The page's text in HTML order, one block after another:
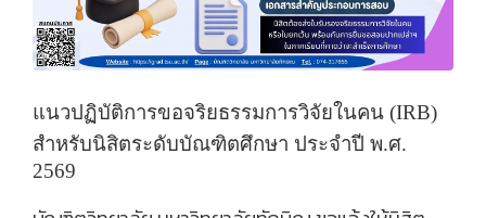
แนวปฏิบัติการขอจริยธรรมการวิจัยในคน (IRB)
สำหรับนิสิตระดับบัณฑิตศึกษา ประจำปี พ.ศ.
2569